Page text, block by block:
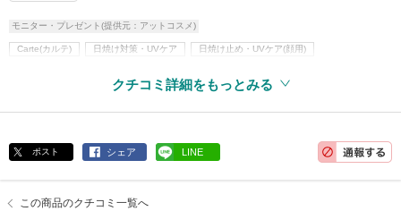
モニター・プレゼント(提供元：アットコスメ)
Carte(カルテ) 日焼け対策・UVケア 日焼け止め・UVケア(顔用)
クチコミ詳細をもっとみる
ポスト シェア LINE
この商品のクチコミ一覧へ